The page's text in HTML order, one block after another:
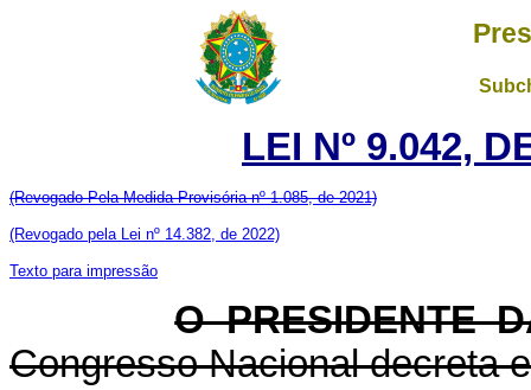
LEI Nº 9.042,
(Revogado Pela Medida Provisória nº 1.085, de 2021)
(Revogado pela Lei nº 14.382, de 2022)
Texto para impressão
O PRESIDENTE
Congresso Nacional decreta